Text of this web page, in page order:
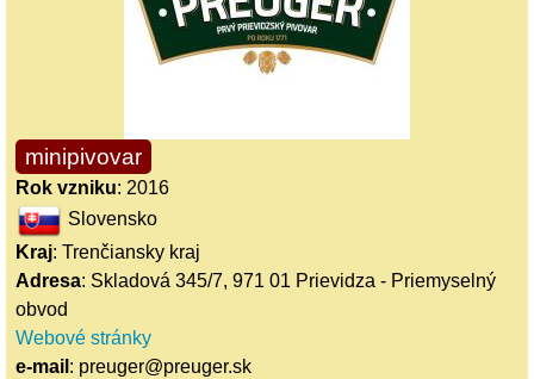
minipivovar
Rok vzniku: 2016
Slovensko
Kraj: Trenčiansky kraj
Adresa: Skladová 345/7, 971 01 Prievidza - Priemyselný
obvod
Webové stránky
e-mail : preuger@preuger.sk